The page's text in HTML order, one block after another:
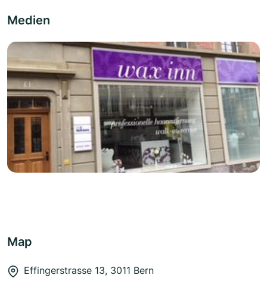
Medien
Map
Effingerstrasse 13, 3011 Bern